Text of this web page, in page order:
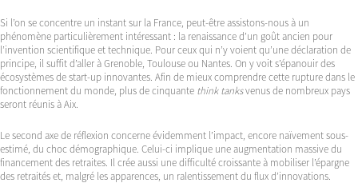
Si l’on se concentre un instant sur la France, peut-être assistons-nous à un
phénomène particulièrement intéressant : la renaissance d’un goût ancien pour
l’invention scientifique et technique. Pour ceux qui n’y voient qu’une déclaration de
principe, il suffit d’aller à Grenoble, Toulouse ou Nantes. On y voit s’épanouir des
écosystèmes de start-up innovantes. Afin de mieux comprendre cette rupture dans le
fonctionnement du monde, plus de cinquante think tanksvenus de nombreux pays
seront réunis à Aix.
Le second axe de réflexion concerne évidemment l’impact, encore naïvement sous-
estimé, du choc démographique. Celui-ci implique une augmentation massive du
financement des retraites. Il crée aussi une difficulté croissante à mobiliser l’épargne
des retraités et, malgré les apparences, un ralentissement du flux d’innovations.